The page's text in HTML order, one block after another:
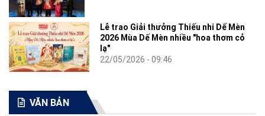
Lễ trao Giải thưởng Thiếu nhi Dế Mèn
2026 Mùa Dế Mèn nhiều "hoa thơm cỏ
lạ"
22/05/2026 - 09:46
VĂN BẢN